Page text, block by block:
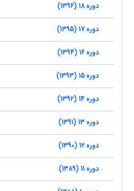
دوره 18 (1396)
دوره 17 (1395)
دوره 16 (1394)
دوره 15 (1393)
دوره 14 (1392)
دوره 13 (1391)
دوره 12 (1390)
دوره 11 (1389)